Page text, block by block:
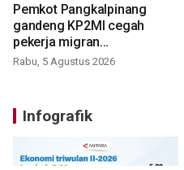
Pemkot Pangkalpinang
gandeng KP2MI cegah
pekerja migran
nonprosedural
Rabu, 5 Agustus 2026
Infografik